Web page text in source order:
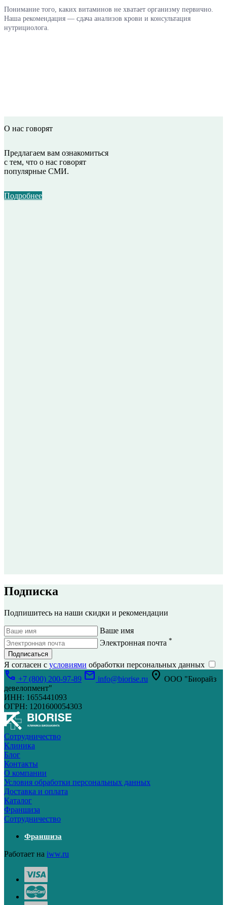
Понимание того, каких витаминов не хватает организму первично.
Наша рекомендация — сдача анализов крови и консультация
нутрициолога.
О нас говорят
Предлагаем вам ознакомиться
с тем, что о нас говорят
популярные СМИ.
Подробнее
Подписка
Подпишитесь на наши скидки и рекомендации
Ваше имя
Электронная почта *
Подписаться
Я согласен с условиями обработки персональных данных
call +7 (800) 200-97-89 mail info@biorise.ru location_on ООО "Биорайз
девелопмент"
ИНН: 1655441093
ОГРН: 1201600054303
Cотрудничество
Клиника
Блог
Контакты
О компании
Условия обработки персональных данных
Доставка и оплата
Каталог
Франшиза
Cотрудничество
Франшиза
Работает на iww.ru